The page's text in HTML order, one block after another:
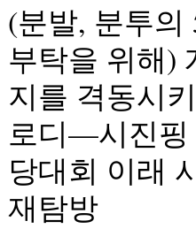
(분발, 분투의
부탁을 위해)
지를 격동시
로디—시진핑
당대회 이래
재탐방